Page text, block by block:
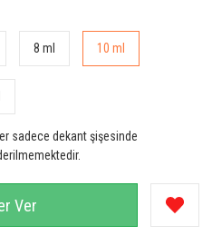
8 ml 10 ml
sadece dekant şişesinde
Ver